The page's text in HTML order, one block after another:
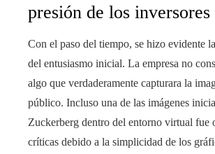
presión de los inversores
Con el paso del tiempo, se hizo evidente
del entusiasmo inicial. La empresa no
algo que verdaderamente capturara la
público. Incluso una de las imágenes
Zuckerberg dentro del entorno virtual fue
críticas debido a la simplicidad de los